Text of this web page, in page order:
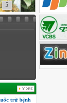
5
trừ bệnh